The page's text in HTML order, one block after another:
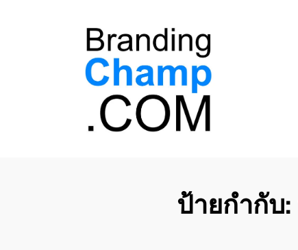
ป้ายกำกับ: